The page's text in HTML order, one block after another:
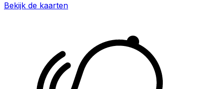
Bekijk de kaarten